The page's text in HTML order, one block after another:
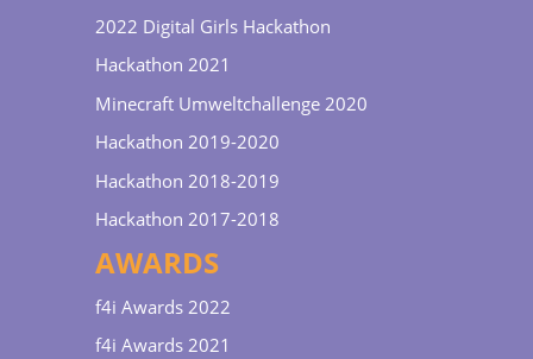
2022 Digital Girls Hackathon
Hackathon 2021
Minecraft Umweltchallenge 2020
Hackathon 2019-2020
Hackathon 2018-2019
Hackathon 2017-2018
AWARDS
f4i Awards 2022
f4i Awards 2021